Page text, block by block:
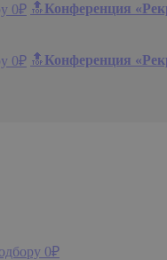
0₽ 🔝Конференция
0₽ 🔝Конференция
0₽